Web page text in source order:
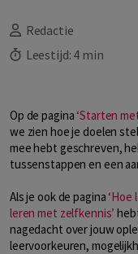
Redactie
Leestijd: 4 min
Op de pagina ‘Starten
we zien hoe je doelen
mee hebt geschreven,
tussenstappen en een
Als je ook de pagina
leren met zelfkennis’
nagedacht over jouw
leervoorkeuren,